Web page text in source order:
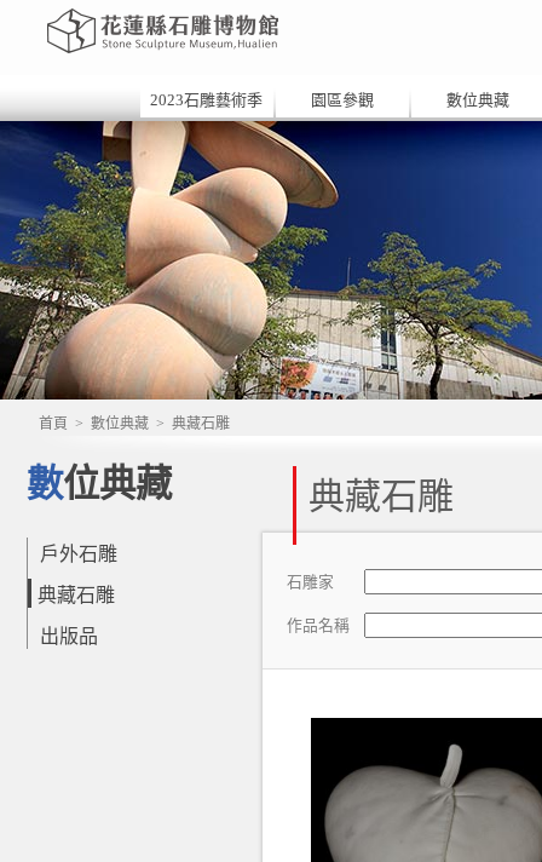
2023石雕藝術季 園區參觀 數位典藏
首頁 > 數位典藏 > 典藏石雕
數位典藏
戶外石雕
典藏石雕
出版品
典藏石雕
石雕家
作品名稱